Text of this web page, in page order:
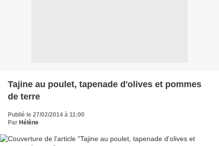
Tajine au poulet, tapenade d'olives et pommes
de terre
Publié le 27/02/2014 à 11:00
Par Hélène